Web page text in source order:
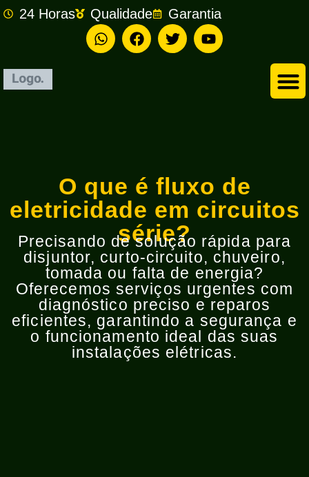
24 Horas Qualidade Garantia
O que é fluxo de
eletricidade em circuitos
série?
Precisando de solução rápida para
disjuntor, curto-circuito, chuveiro,
tomada ou falta de energia?
Oferecemos serviços urgentes com
diagnóstico preciso e reparos
eficientes, garantindo a segurança e
o funcionamento ideal das suas
instalações elétricas.